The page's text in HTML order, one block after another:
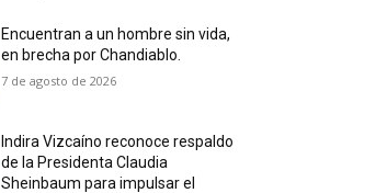
Encuentran a un hombre sin vida,
en brecha por Chandiablo.
7 de agosto de 2026
Indira Vizcaíno reconoce respaldo
de la Presidenta Claudia
Sheinbaum para impulsar el